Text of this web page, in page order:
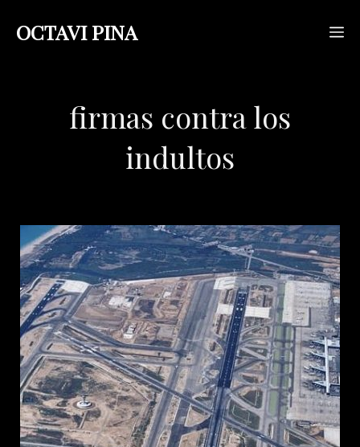
OCTAVI PINA
firmas contra los
indultos